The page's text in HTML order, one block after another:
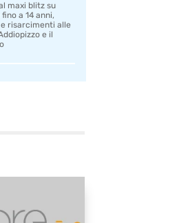
maxi blitz su
a 14 anni,
risarcimenti alle
e il